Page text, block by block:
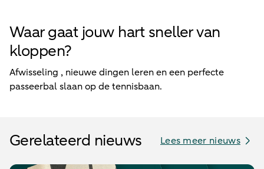
Waar gaat jouw hart sneller van
kloppen?
Afwisseling , nieuwe dingen leren en een perfecte
passeerbal slaan op de tennisbaan.
Gerelateerd nieuws Lees meer nieuws